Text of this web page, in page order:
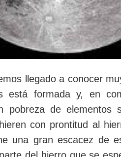
llegado a conocer
está formada y, en
pobreza de elementos
con prontitud al
una gran escacez de